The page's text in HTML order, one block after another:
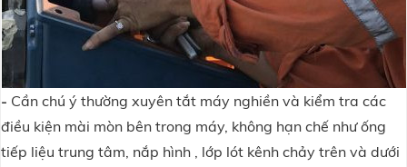
- Cần chú ý thường xuyên tắt máy nghiền và kiểm tra các
điều kiện mài mòn bên trong máy, không hạn chế như ống
tiếp liệu trung tâm, nắp hình , lớp lót kênh chảy trên và dưới